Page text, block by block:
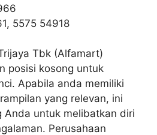
5575 54918
Tbk (Alfamart)
posisi kosong untuk
Apabila anda memiliki
yang relevan, ini
Anda untuk melibatkan diri
Perusahaan